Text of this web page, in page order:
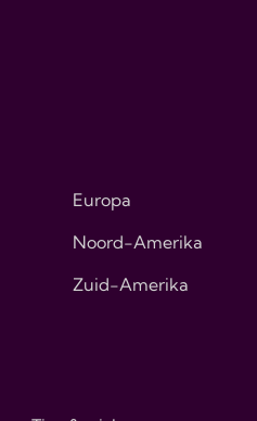
Europa
Noord-Amerika
Zuid-Amerika